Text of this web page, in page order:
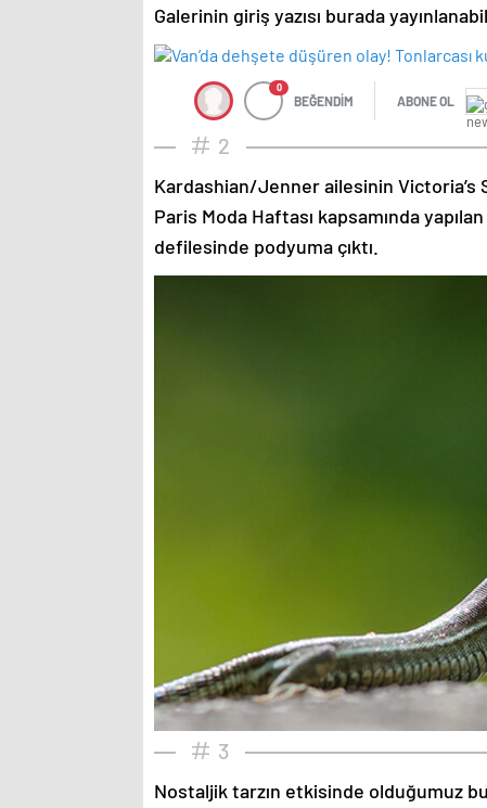
Galerinin giriş yazısı burada
0
BEĞENDİM ABONE OL
2
Kardashian/Jenner ailesinin
Paris Moda Haftası kapsamında
defilesinde podyuma çıktı.
3
Nostaljik tarzın etkisinde olduğumuz